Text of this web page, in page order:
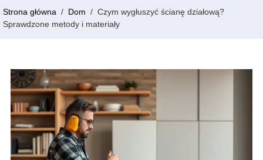
Strona główna / Dom / Czym wygłuszyć ścianę działową?
Sprawdzone metody i materiały